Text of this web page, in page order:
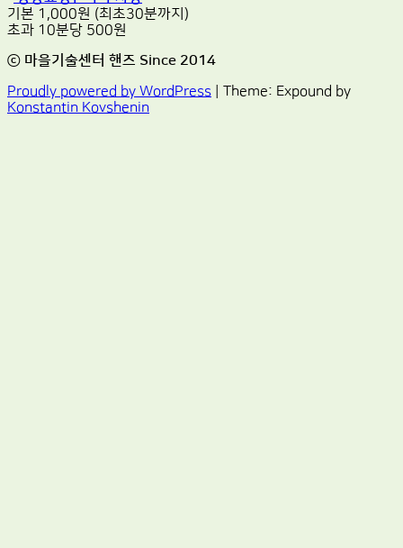
기본 1,000원 (최초30분까지)
초과 10분당 500원
ⓒ 마을기술센터 핸즈 Since 2014
Proudly powered by WordPress
Theme: Expound by
Konstantin Kovshenin